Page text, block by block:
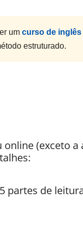
um curso de
estruturado.
(exceto a
partes de